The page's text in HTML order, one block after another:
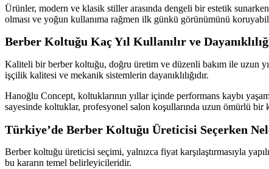
Ürünler, modern ve klasik stiller arasında dengeli bir estetik
olması ve yoğun kullanıma rağmen ilk günkü görünümünü
Berber Koltuğu Kaç Yıl Kullanılır ve
Kaliteli bir berber koltuğu, doğru üretim ve düzenli bakım ile uzun
işçilik kalitesi ve mekanik sistemlerin dayanıklılığıdır.
Hanoğlu Concept, koltuklarının yıllar içinde performans kaybı
sayesinde koltuklar, profesyonel salon koşullarında uzun ömürlü bir
Türkiye’de Berber Koltuğu Üreticisi Seçerken
Berber koltuğu üreticisi seçimi, yalnızca fiyat karşılaştırmasıyla
bu kararın temel belirleyicileridir.